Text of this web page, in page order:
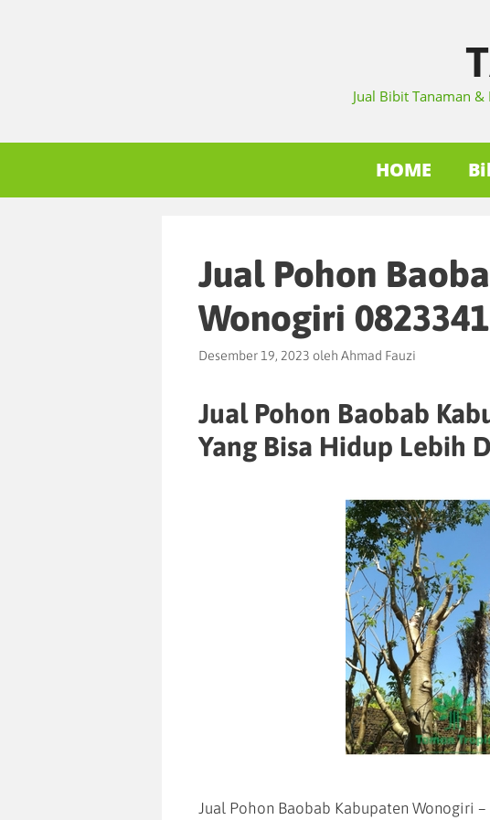
Jual Bibit Tanaman
HOME
Jual Pohon
Wonogiri
Desember 19, 2023 oleh Ahmad Fauzi
Jual Pohon Baobab
Yang Bisa Hidup Lebih
Jual Pohon Baobab Kabupaten Wonogiri